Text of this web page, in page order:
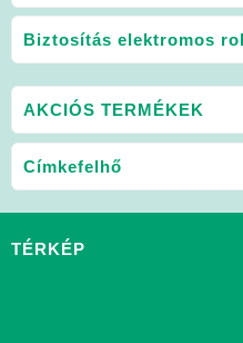
Biztosítás elektromos
AKCIÓS TERMÉKEK
Címkefelhő
TÉRKÉP